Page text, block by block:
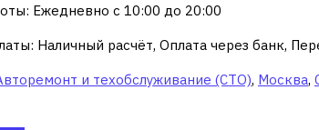
Ежедневно с 10:00 до 20:00
Наличный расчёт, Оплата через банк,
и техобслуживание (СТО), Москва,